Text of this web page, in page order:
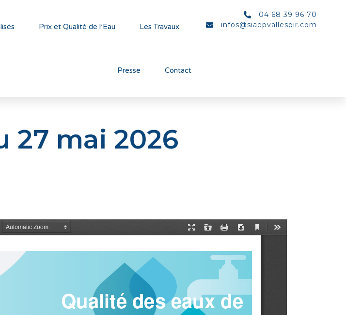
Prix et Qualité de l’Eau Les Travaux
Presse Contact
04 68 39 96 70
infos@siaepvallespir.com
27 mai 2026